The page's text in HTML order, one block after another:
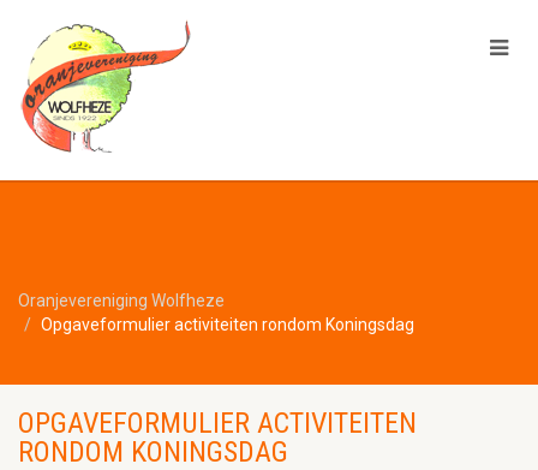
Oranjevereniging Wolfheze
Opgaveformulier activiteiten rondom Koningsdag
OPGAVEFORMULIER ACTIVITEITEN
RONDOM KONINGSDAG